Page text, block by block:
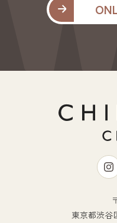
東京都渋谷